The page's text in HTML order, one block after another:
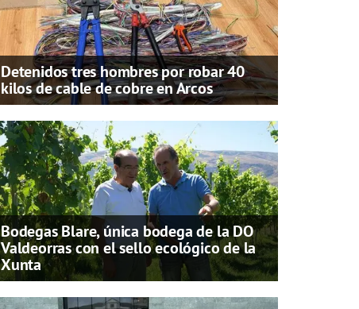
Detenidos tres hombres por robar 40
kilos de cable de cobre en Arcos
Bodegas Blare, única bodega de la DO
Valdeorras con el sello ecológico de la
Xunta